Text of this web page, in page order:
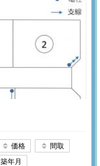
価格
間取
築年月